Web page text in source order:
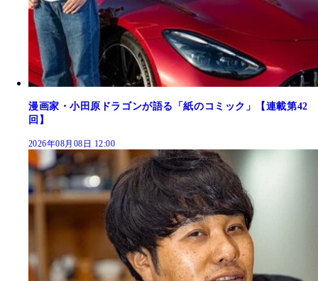
漫画家・小田原ドラゴンが語る「紙のコミック」【連載第42
回】
2026年08月08日 12:00